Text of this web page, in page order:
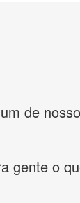
de
gente o